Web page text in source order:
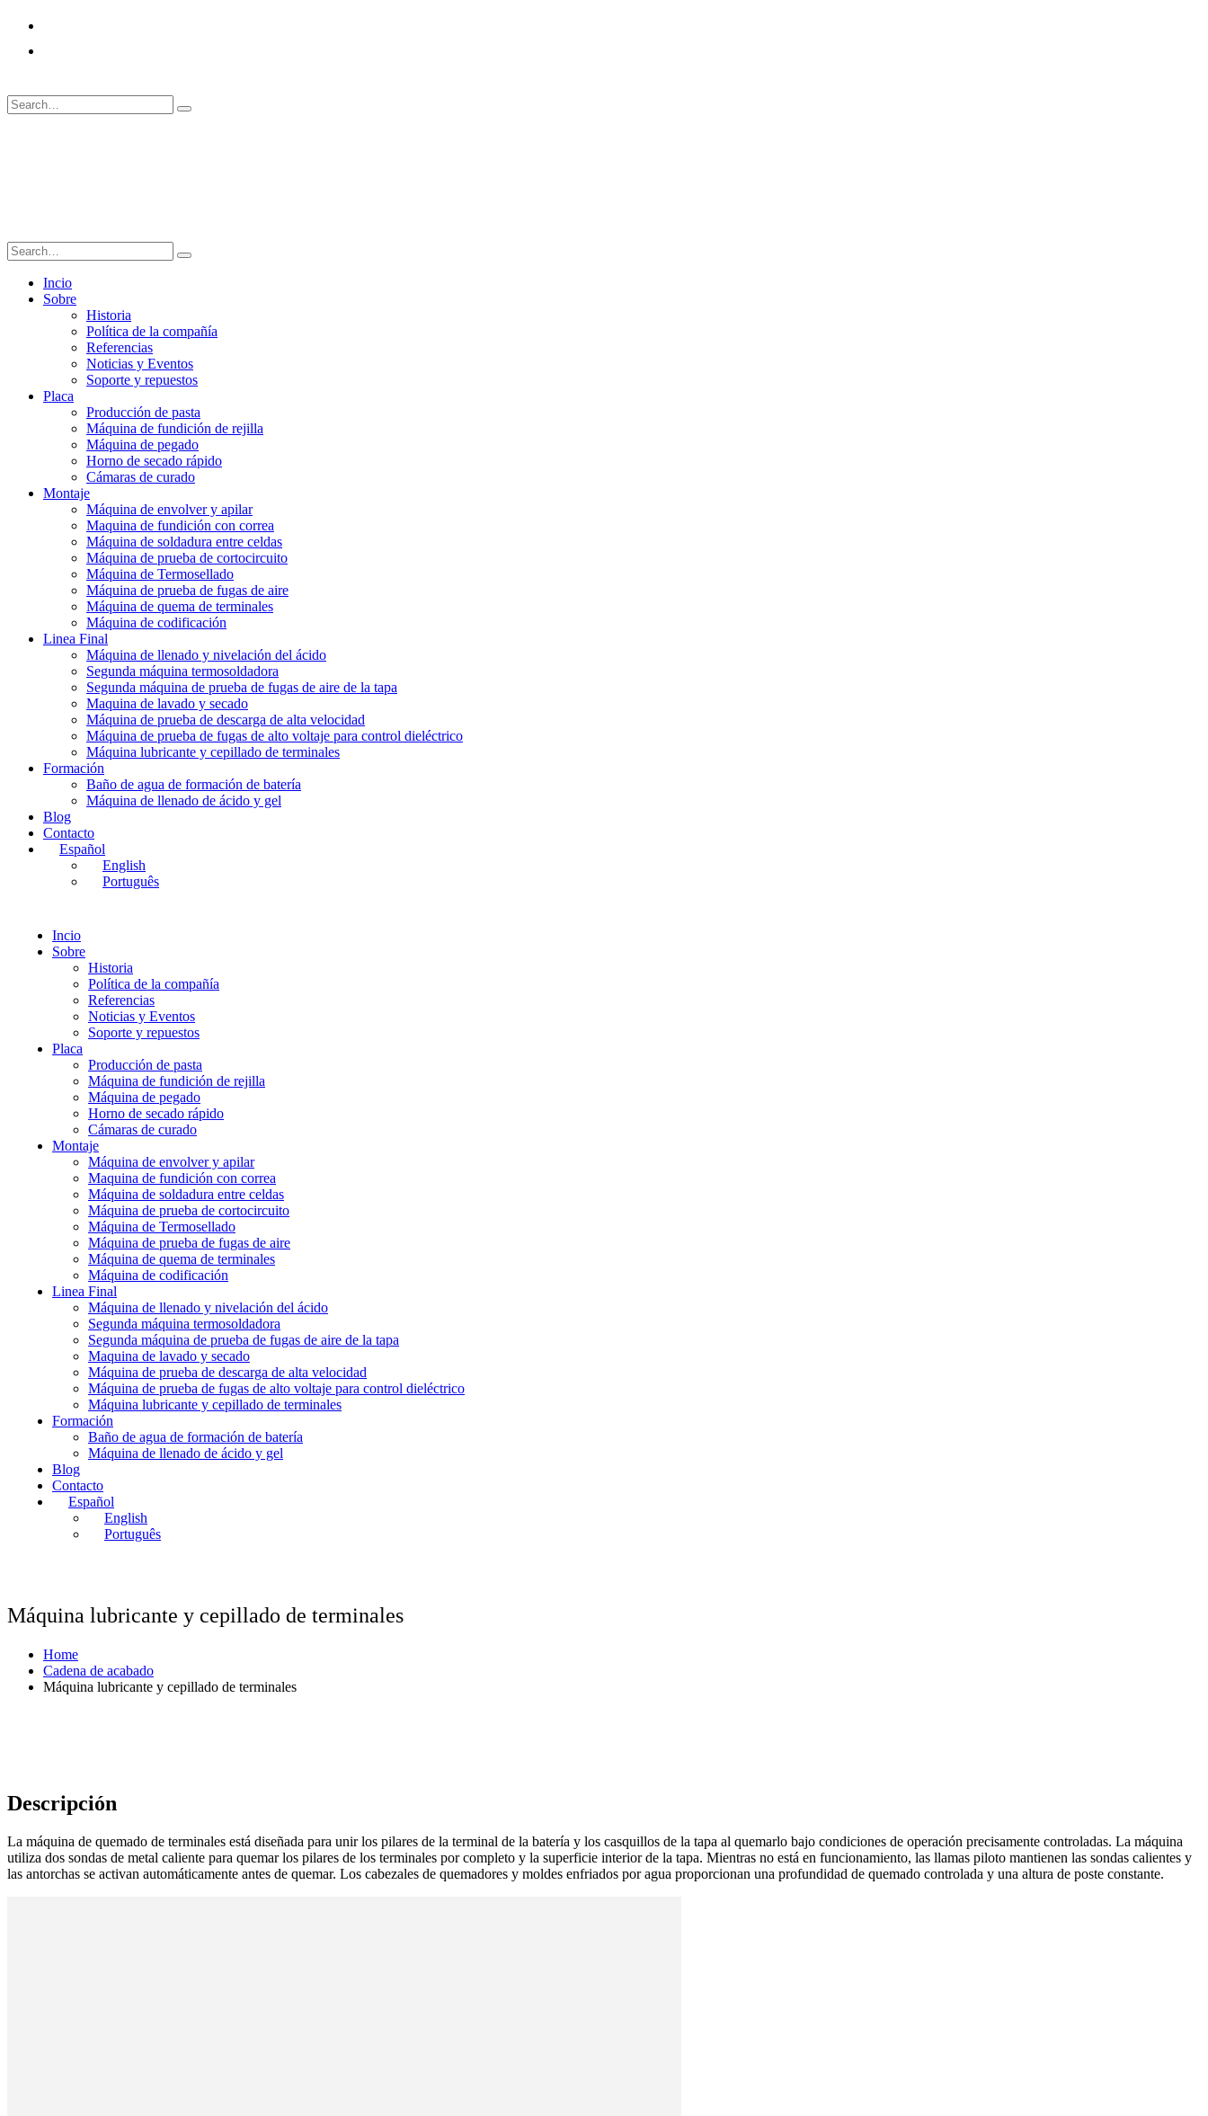
Incio
Sobre
Historia
Política de la compañía
Referencias
Noticias y Eventos
Soporte y repuestos
Placa
Producción de pasta
Máquina de fundición de rejilla
Máquina de pegado
Horno de secado rápido
Cámaras de curado
Montaje
Máquina de envolver y apilar
Maquina de fundición con correa
Máquina de soldadura entre celdas
Máquina de prueba de cortocircuito
Máquina de Termosellado
Máquina de prueba de fugas de aire
Máquina de quema de terminales
Máquina de codificación
Linea Final
Máquina de llenado y nivelación del ácido
Segunda máquina termosoldadora
Segunda máquina de prueba de fugas de aire de la tapa
Maquina de lavado y secado
Máquina de prueba de descarga de alta velocidad
Máquina de prueba de fugas de alto voltaje para control dieléctrico
Máquina lubricante y cepillado de terminales
Formación
Baño de agua de formación de batería
Máquina de llenado de ácido y gel
Blog
Contacto
Español
English
Português
Incio
Sobre
Historia
Política de la compañía
Referencias
Noticias y Eventos
Soporte y repuestos
Placa
Producción de pasta
Máquina de fundición de rejilla
Máquina de pegado
Horno de secado rápido
Cámaras de curado
Montaje
Máquina de envolver y apilar
Maquina de fundición con correa
Máquina de soldadura entre celdas
Máquina de prueba de cortocircuito
Máquina de Termosellado
Máquina de prueba de fugas de aire
Máquina de quema de terminales
Máquina de codificación
Linea Final
Máquina de llenado y nivelación del ácido
Segunda máquina termosoldadora
Segunda máquina de prueba de fugas de aire de la tapa
Maquina de lavado y secado
Máquina de prueba de descarga de alta velocidad
Máquina de prueba de fugas de alto voltaje para control dieléctrico
Máquina lubricante y cepillado de terminales
Formación
Baño de agua de formación de batería
Máquina de llenado de ácido y gel
Blog
Contacto
Español
English
Português
Máquina lubricante y cepillado de terminales
Home
Cadena de acabado
Máquina lubricante y cepillado de terminales
Descripción
La máquina de quemado de terminales está diseñada para unir los pilares de la terminal de la batería y los casquillos de la tapa al quemarlo bajo condiciones de operación precisamente controladas. La máquina
utiliza dos sondas de metal caliente para quemar los pilares de los terminales por completo y la superficie interior de la tapa. Mientras no está en funcionamiento, las llamas piloto mantienen las sondas calientes y
las antorchas se activan automáticamente antes de quemar. Los cabezales de quemadores y moldes enfriados por agua proporcionan una profundidad de quemado controlada y una altura de poste constante.